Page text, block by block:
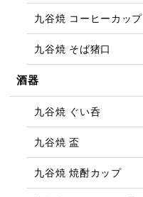
九谷焼 コーヒーカップ
九谷焼 そば猪口
酒器
九谷焼 ぐい呑
九谷焼 盃
九谷焼 焼酎カップ